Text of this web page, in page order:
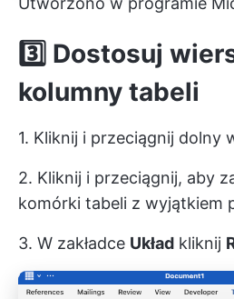
3️⃣ Dostosuj
kolumny tabeli
1. Kliknij i przeciągnij dolny
2. Kliknij i przeciągnij, aby
komórki tabeli z wyjątkiem
3. W zakładce Układ kliknij